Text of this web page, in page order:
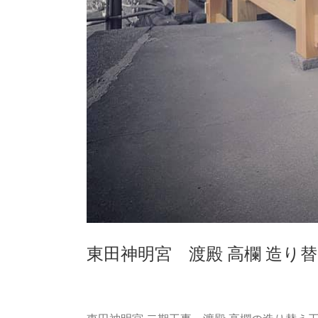
東田神明宮 渡殿 高欄 造り